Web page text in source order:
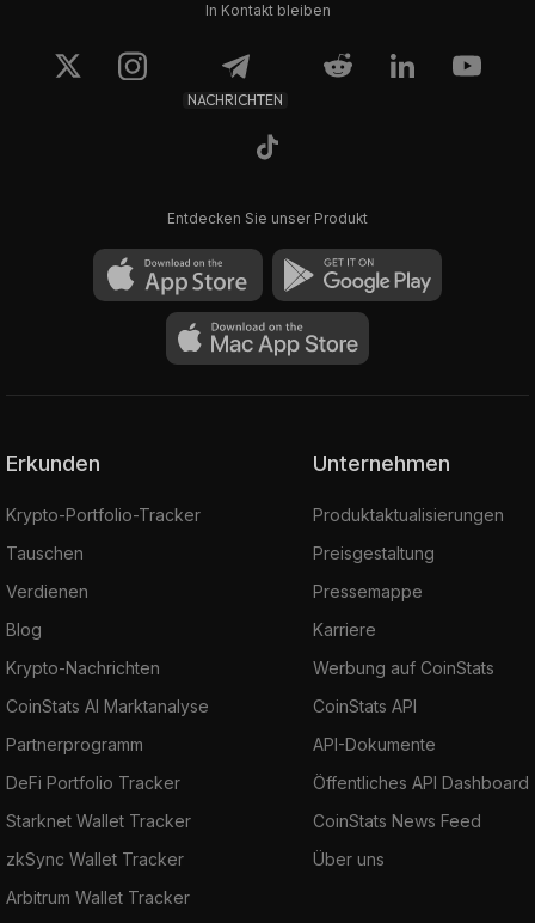
In Kontakt bleiben
NACHRICHTEN
Entdecken Sie unser Produkt
Erkunden
Krypto-Portfolio-Tracker
Tauschen
Verdienen
Blog
Krypto-Nachrichten
CoinStats AI Marktanalyse
Partnerprogramm
DeFi Portfolio Tracker
Starknet Wallet Tracker
zkSync Wallet Tracker
Arbitrum Wallet Tracker
Unternehmen
Produktaktualisierungen
Preisgestaltung
Pressemappe
Karriere
Werbung auf CoinStats
CoinStats API
API-Dokumente
Öffentliches API Dashboard
CoinStats News Feed
Über uns